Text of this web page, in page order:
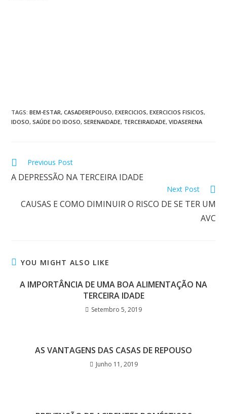
TAGS:BEM-ESTAR, CASADEREPOUSO, EXERCICIOS, EXERCICIOS FISICOS,
IDOSO, SAÚDE DO IDOSO, SERENAIDADE, TERCEIRAIDADE, VIDASERENA
Previous Post
A DEPRESSÃO NA TERCEIRA IDADE
Next Post
CAUSAS E COMO DIMINUIR O RISCO DE SE TER UM
AVC
YOU MIGHT ALSO LIKE
A IMPORTÂNCIA DE UMA BOA ALIMENTAÇÃO NA
TERCEIRA IDADE
Setembro 5, 2019
AS VANTAGENS DAS CASAS DE REPOUSO
Junho 11, 2019